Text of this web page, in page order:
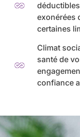
exonérées
certaines
Climat
santé de
confiance